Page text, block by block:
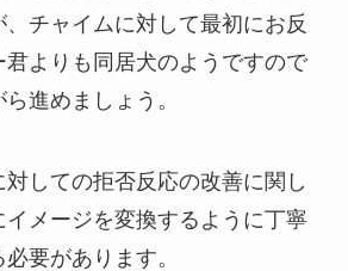
チャイムに対して最初にお反
君よりも同居犬のようですので
進めましょう。
しての拒否反応の改善に関し
イメージを変換するように丁寧
要があります。